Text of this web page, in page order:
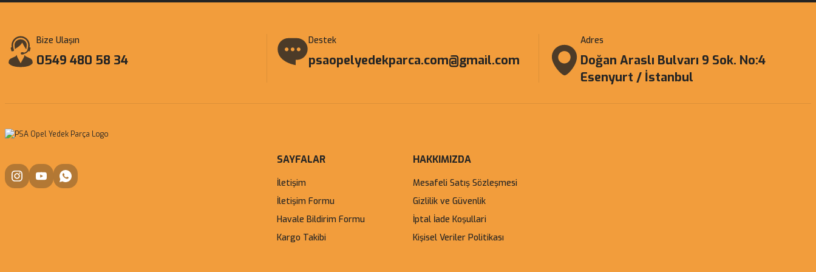
Bize Ulaşın
0549 480 58 34
Destek
psaopelyedekparca.com@gmail.com
Adres
Doğan Araslı Bulvarı 9 Sok. No:4
Esenyurt / İstanbul
SAYFALAR
İletişim
İletişim Formu
Havale Bildirim Formu
Kargo Takibi
HAKKIMIZDA
Mesafeli Satış Sözleşmesi
Gizlilik ve Güvenlik
İptal İade Koşullari
Kişisel Veriler Politikası